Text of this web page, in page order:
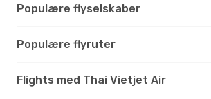
Populære flyselskaber
Populære flyruter
Flights med Thai Vietjet Air